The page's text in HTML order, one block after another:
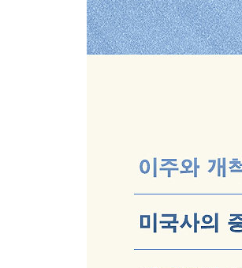
반문화, 자본주의와 건곤일
포크의 분화 혹은 발전: 필 옥
분노의 노래와 위로의 노래